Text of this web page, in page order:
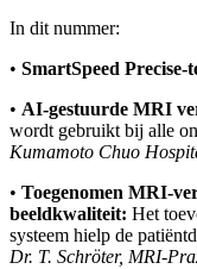
In dit nummer:
• SmartSpeed
• AI-gestuurde MRI
wordt gebruikt bij alle
Kumamoto Chuo
• Toegenomen MRI-
beeldkwaliteit: Het
systeem hielp de
Dr. T. Schröter, MRI-